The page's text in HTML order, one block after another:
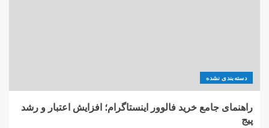
دسته‌بندی نشده
راهنمای جامع خرید فالوور اینستاگرام؛ افزایش اعتبار و رشد
پیج